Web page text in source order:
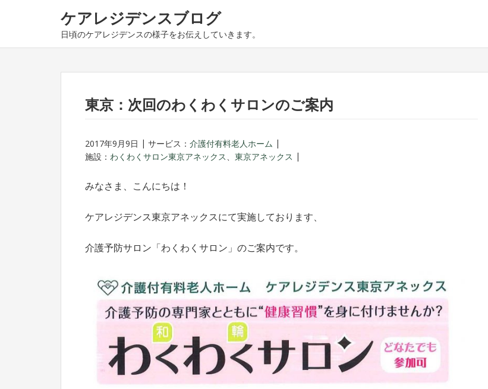
ビ
ゲ
シ
ン
テ
ツ
ケアレジデンスブログ
日頃のケアレジデンスの様子をお伝えしていきます。
東京：次回のわくわくサロンのご案内
2017年9月9日 サービス： 介護付有料老人ホーム
施設： わくわくサロン東京アネックス、 東京アネックス
みなさま、こんにちは！
ケアレジデンス東京アネックスにて実施しております、
介護予防サロン「わくわくサロン」のご案内です。